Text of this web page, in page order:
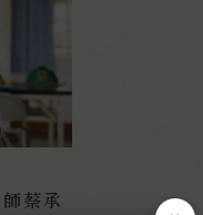
蔡承